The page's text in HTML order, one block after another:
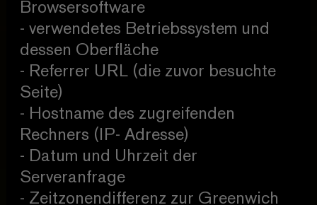
Browsersoftware
- verwendetes Betriebssystem und
dessen Oberfläche
- Referrer URL (die zuvor besuchte
Seite)
- Hostname des zugreifenden
Rechners (IP- Adresse)
- Datum und Uhrzeit der
Serveranfrage
- Zeitzonendifferenz zur Greenwich